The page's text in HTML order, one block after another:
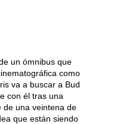
un ómnibus que
como
va a buscar a Bud
con él tras una
de una veintena de
que están siendo